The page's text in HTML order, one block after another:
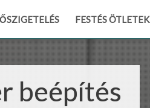
FESTÉS ÖTLETEK
beépítés